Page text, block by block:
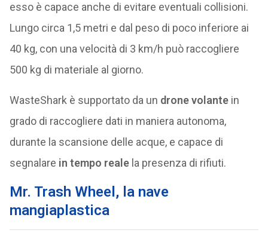
esso è capace anche di evitare eventuali collisioni.
Lungo circa 1,5 metri e dal peso di poco inferiore ai
40 kg, con una velocità di 3 km/h può raccogliere
500 kg di materiale al giorno.
WasteShark è supportato da un drone volantein
grado di raccogliere dati in maniera autonoma,
durante la scansione delle acque, e capace di
segnalare in tempo realela presenza di rifiuti.
Mr. Trash Wheel, la nave
mangiaplastica